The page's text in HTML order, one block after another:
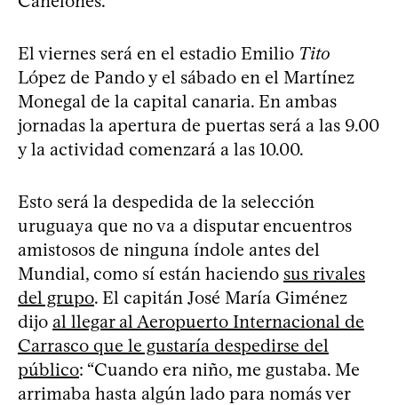
El viernes será en el estadio Emilio Tito
López de Pando y el sábado en el Martínez
Monegal de la capital canaria. En ambas
jornadas la apertura de puertas será a las 9.00
y la actividad comenzará a las 10.00.
Esto será la despedida de la selección
uruguaya que no va a disputar encuentros
amistosos de ninguna índole antes del
Mundial, como sí están haciendo sus rivales
del grupo. El capitán José María Giménez
dijo al llegar al Aeropuerto Internacional de
Carrasco que le gustaría despedirse del
público: “Cuando era niño, me gustaba. Me
arrimaba hasta algún lado para nomás ver